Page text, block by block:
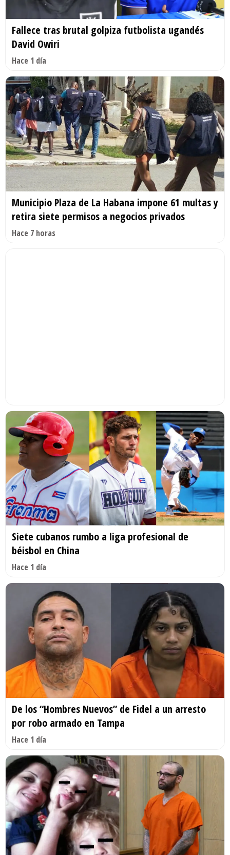
Fallece tras brutal golpiza futbolista ugandés
David Owiri
Hace 1 día
Municipio Plaza de La Habana impone 61 multas y
retira siete permisos a negocios privados
Hace 7 horas
Siete cubanos rumbo a liga profesional de
béisbol en China
Hace 1 día
De los “Hombres Nuevos” de Fidel a un arresto
por robo armado en Tampa
Hace 1 día